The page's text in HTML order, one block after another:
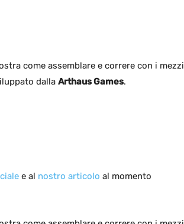
come assemblare e correre con i mezzi
dalla Arthaus Games.
e al nostro articolo al momento